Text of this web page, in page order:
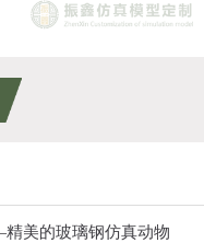
美的玻璃钢仿真动物